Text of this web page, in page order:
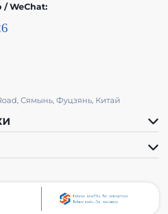
/ WeChat:
Сямынь, Фуцзянь, Китай